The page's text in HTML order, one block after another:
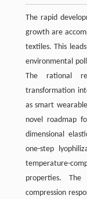
The rapid
growth are
textiles. This
environmental
The rational
transformation
as smart
novel roadmap
dimensional
one-step
temperature-
properties.
compression